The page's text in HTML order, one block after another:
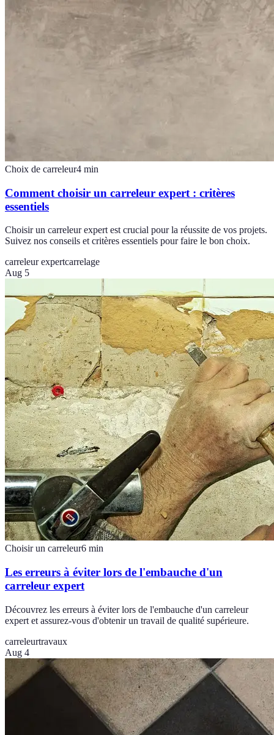
Choix de carreleur4 min
Comment choisir un carreleur expert : critères
essentiels
Choisir un carreleur expert est crucial pour la réussite de vos projets.
Suivez nos conseils et critères essentiels pour faire le bon choix.
carreleur expertcarrelage
Aug 5
Choisir un carreleur6 min
Les erreurs à éviter lors de l'embauche d'un
carreleur expert
Découvrez les erreurs à éviter lors de l'embauche d'un carreleur
expert et assurez-vous d'obtenir un travail de qualité supérieure.
carreleurtravaux
Aug 4